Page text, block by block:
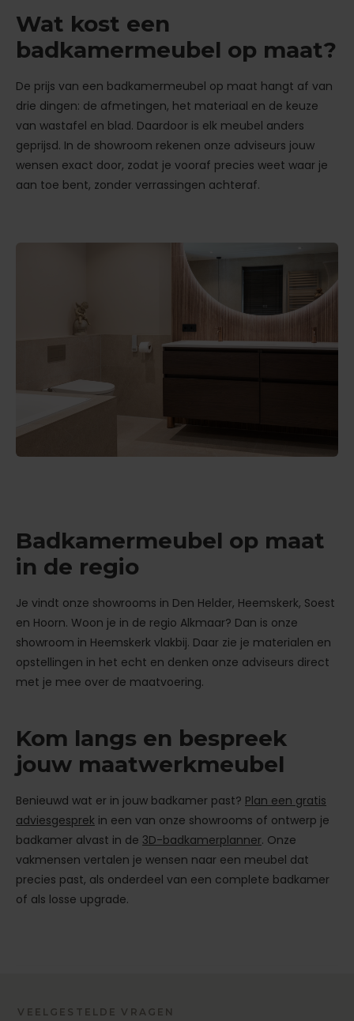
Wat kost een
badkamermeubel op maat?
De prijs van een badkamermeubel op maat hangt af van
drie dingen: de afmetingen, het materiaal en de keuze
van wastafel en blad. Daardoor is elk meubel anders
geprijsd. In de showroom rekenen onze adviseurs jouw
wensen exact door, zodat je vooraf precies weet waar je
aan toe bent, zonder verrassingen achteraf.
Badkamermeubel op maat
in de regio
Je vindt onze showrooms in Den Helder, Heemskerk, Soest
en Hoorn. Woon je in de regio Alkmaar? Dan is onze
showroom in Heemskerk vlakbij. Daar zie je materialen en
opstellingen in het echt en denken onze adviseurs direct
met je mee over de maatvoering.
Kom langs en bespreek
jouw maatwerkmeubel
Benieuwd wat er in jouw badkamer past? Plan een gratis
adviesgesprek in een van onze showrooms of ontwerp je
badkamer alvast in de 3D-badkamerplanner. Onze
vakmensen vertalen je wensen naar een meubel dat
precies past, als onderdeel van een complete badkamer
of als losse upgrade.
VEELGESTELDE VRAGEN